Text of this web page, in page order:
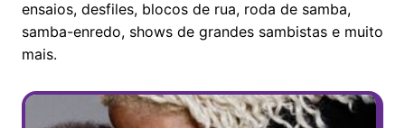
ensaios, desfiles, blocos de rua, roda de samba,
samba-enredo, shows de grandes sambistas e muito
mais.